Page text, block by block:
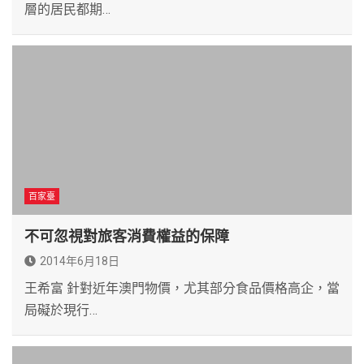
層的居民都期…
百家臺
不可忽視對旅客消費權益的保障
2014年6月18日
王希富 針對近年澳門物價，尤其部分食品價格高企，當
局礙於現行…